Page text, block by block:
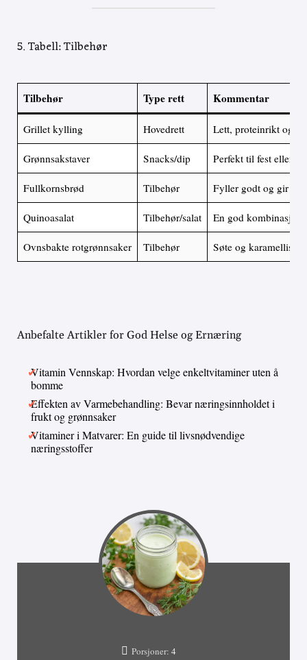
5. Tabell: Tilbehør
Tilbehør Type rett Kommentar
Grillet kylling Hovedrett Lett, proteinrikt og
Grønnsakstaver Snacks/dip Perfekt til fest eller
Fullkornsbrød Tilbehør Fyller godt og gir
Quinoasalat Tilbehør/salat En god kombinasjon
Ovnsbakte rotgrønnsaker Tilbehør Søte og
Anbefalte Artikler for God Helse og Ernæring
Vitamin Vennskap: Hvordan velge enkeltvitaminer uten å
bomme
Effekten av Varmebehandling: Bevar næringsinnholdet i
frukt og grønnsaker
Vitaminer i Matvarer: En guide til livsnødvendige
næringsstoffer
Porsjoner: 4